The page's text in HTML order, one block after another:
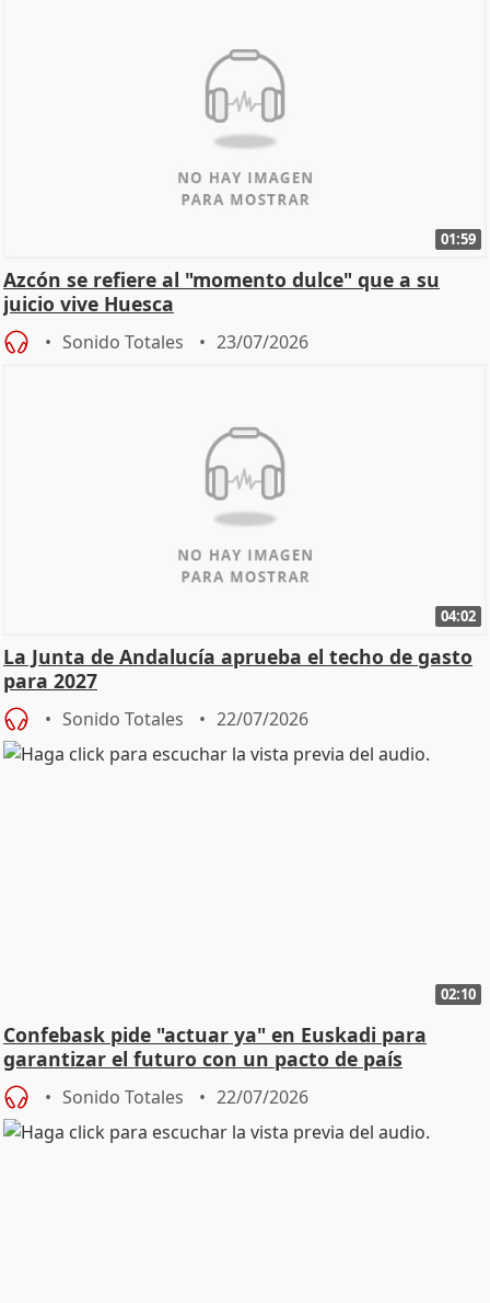
01:59
Azcón se refiere al "momento dulce" que a su
juicio vive Huesca
Sonido Totales 23/07/2026
04:02
La Junta de Andalucía aprueba el techo de gasto
para 2027
Sonido Totales 22/07/2026
02:10
Confebask pide "actuar ya" en Euskadi para
garantizar el futuro con un pacto de país
Sonido Totales 22/07/2026